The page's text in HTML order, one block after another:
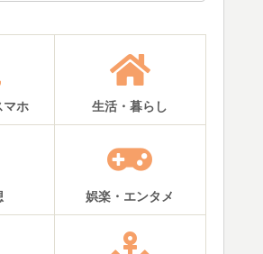
マホ 生活・暮らし
娯楽・エンタメ